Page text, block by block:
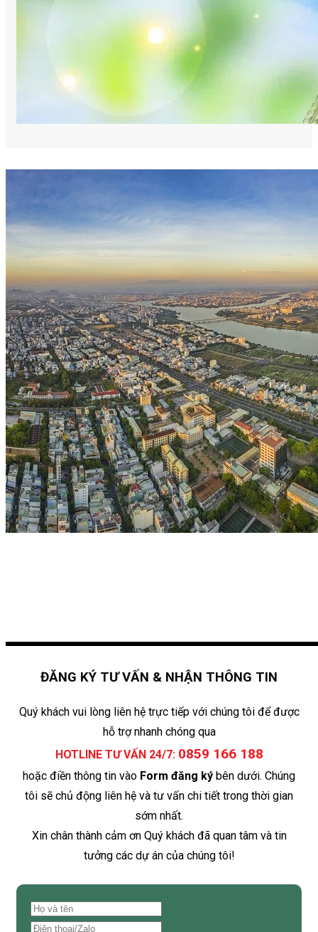
ĐĂNG KÝ TƯ VẤN & NHẬN THÔNG TIN
Quý khách vui lòng liên hệ trực tiếp với chúng tôi để được
hỗ trợ nhanh chóng qua
HOTLINE TƯ VẤN 24/7: 0859 166 188
hoặc điền thông tin vào Form đăng ký bên dưới. Chúng
tôi sẽ chủ động liên hệ và tư vấn chi tiết trong thời gian
sớm nhất.
Xin chân thành cảm ơn Quý khách đã quan tâm và tin
tưởng các dự án của chúng tôi!